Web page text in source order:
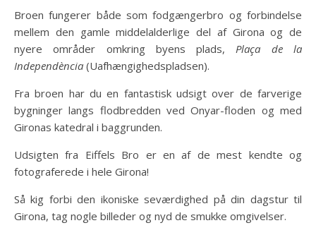
Broen fungerer både som fodgængerbro og forbindelse
mellem den gamle middelalderlige del af Girona og de
nyere områder omkring byens plads, Plaça de la
Independència (Uafhængighedspladsen).
Fra broen har du en fantastisk udsigt over de farverige
bygninger langs flodbredden ved Onyar-floden og med
Gironas katedral i baggrunden.
Udsigten fra Eiffels Bro er en af de mest kendte og
fotograferede i hele Girona!
Så kig forbi den ikoniske seværdighed på din dagstur til
Girona, tag nogle billeder og nyd de smukke omgivelser.